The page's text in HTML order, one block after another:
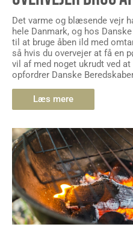
Det varme og blæsende vejr
hele Danmark, og hos
til at bruge åben ild med
så hvis du overvejer at få en
vil af med noget ukrudt ved
opfordrer Danske
Læs mere